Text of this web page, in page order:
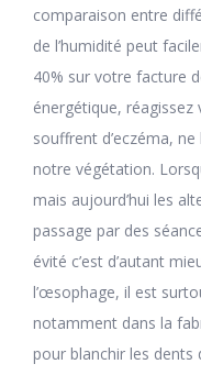
comparaison entre
de l’humidité peut
40% sur votre facture
énergétique, réagissez
souffrent d’eczéma,
notre végétation.
mais aujourd’hui les
passage par des
évité c’est d’autant
l’œsophage, il est
notamment dans la
pour blanchir les dents